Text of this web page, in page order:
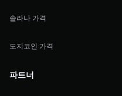
솔라나 가격
도지코인 가격
파트너